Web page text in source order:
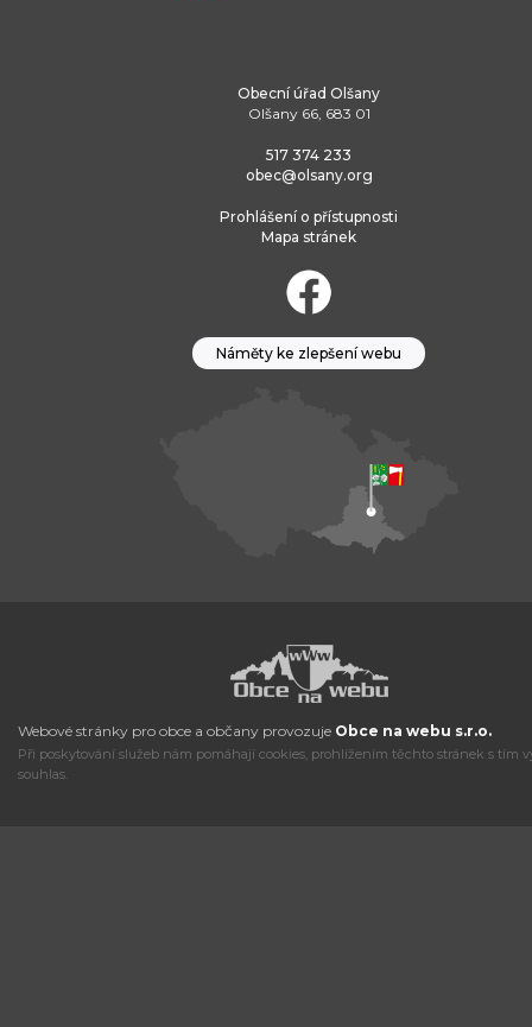
Obecní úřad Olšany
Olšany 66, 683 01
517 374 233
obec@olsany.org
Prohlášení o přístupnosti
Mapa stránek
Náměty ke zlepšení webu
Webové stránky pro obce a občany provozuje Obce na webu s.r.o.
Při poskytování služeb nám pomáhají cookies, prohlížením těchto stránek s tím
souhlas.